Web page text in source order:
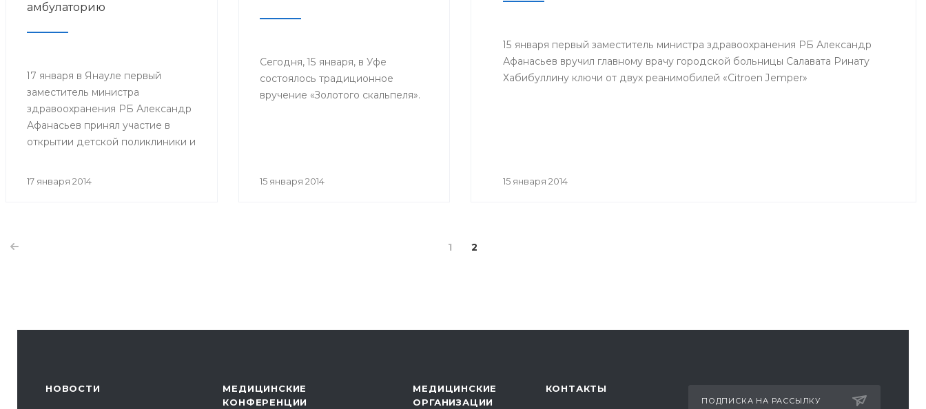
амбулаторию
17 января в Янауле первый
заместитель министра
здравоохранения РБ Александр
Афанасьев принял участие в
открытии детской поликлиники и
17 января 2014
Сегодня, 15 января, в Уфе
состоялось традиционное
вручение «Золотого скальпеля».
15 января 2014
15 января первый заместитель министра здравоохранения РБ Александр
Афанасьев вручил главному врачу городской больницы Салавата Ринату
Хабибуллину ключи от двух реанимобилей «Citroen Jemper»
15 января 2014
1 2
НОВОСТИ
МЕДИЦИНСКИЕ
КОНФЕРЕНЦИИ
МЕДИЦИНСКИЕ
ОРГАНИЗАЦИИ
КОНТАКТЫ
ПОДПИСКА НА РАССЫЛКУ